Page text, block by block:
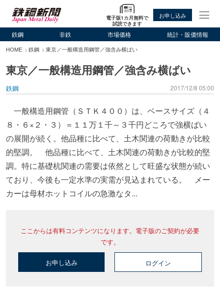
電子版1カ月無料で
試読できます
お申し込み
鉄鋼 非鉄 市場価格 統計・販価情報
HOME 鉄鋼 東京／一般構造用鋼管／強含み横ばい
東京／一般構造用鋼管／強含み横ばい
鉄鋼 2017/12/8 05:00
一般構造用鋼管（ＳＴＫ４００）は、ベースサイズ（４
８・６×２・３）＝１１万１千～３千円どころで強横ばい
の展開が続く。他品種に比べて、土木関連の荷動きが比較
的堅調。 他品種に比べて、土木関連の荷動きが比較的堅
調。特に基礎杭関連の需要は依然として旺盛な状態が続い
ており、今後も一定水準の実需が見込まれている。 メー
カーは母材ホットコイルの急激なタ...
ここからは有料コンテンツになります。電子版のご契約が必要
です。
お申し込み ログイン